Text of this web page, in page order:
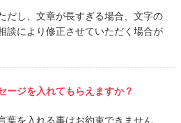
だし、文章が長すぎる場合、文字の
談により修正させていただく場合が
ージを入れてもらえますか？
葉を入れる事はお約束できません